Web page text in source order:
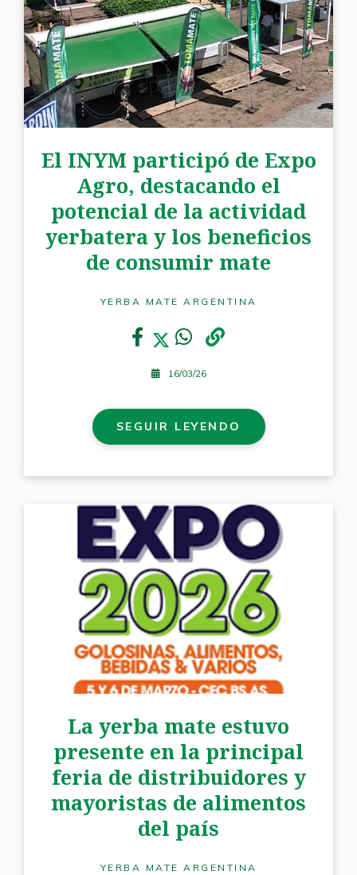
El INYM participó de Expo
Agro, destacando el
potencial de la actividad
yerbatera y los beneficios
de consumir mate
YERBA MATE ARGENTINA
16/03/26
SEGUIR LEYENDO
La yerba mate estuvo
presente en la principal
feria de distribuidores y
mayoristas de alimentos
del país
YERBA MATE ARGENTINA